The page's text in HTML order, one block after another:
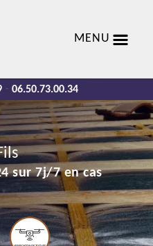
MENU
- 06.50.73.00.34
sur 7j/7 en cas